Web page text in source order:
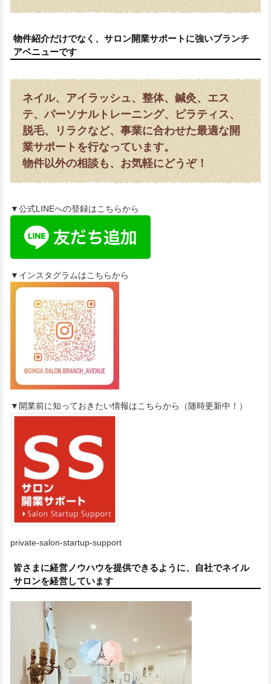
物件紹介だけでなく、サロン開業サポートに強いブランチ
アベニューです
ネイル、アイラッシュ、整体、鍼灸、エス
テ、パーソナルトレーニング、ピラティス、
脱毛、リラクなど、事業に合わせた最適な開
業サポートを行なっています。
物件以外の相談も、お気軽にどうぞ！
▼公式LINEへの登録はこちらから
▼インスタグラムはこちらから
▼開業前に知っておきたい情報はこちらから（随時更新中！）
private-salon-startup-support
皆さまに経営ノウハウを提供できるように、自社でネイル
サロンを経営しています